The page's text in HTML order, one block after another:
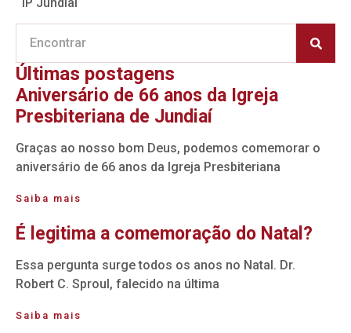
Últimas postagens
Aniversário de 66 anos da Igreja
Presbiteriana de Jundiaí
Graças ao nosso bom Deus, podemos comemorar o
aniversário de 66 anos da Igreja Presbiteriana
Saiba mais
É legitima a comemoração do Natal?
Essa pergunta surge todos os anos no Natal. Dr.
Robert C. Sproul, falecido na última
Saiba mais